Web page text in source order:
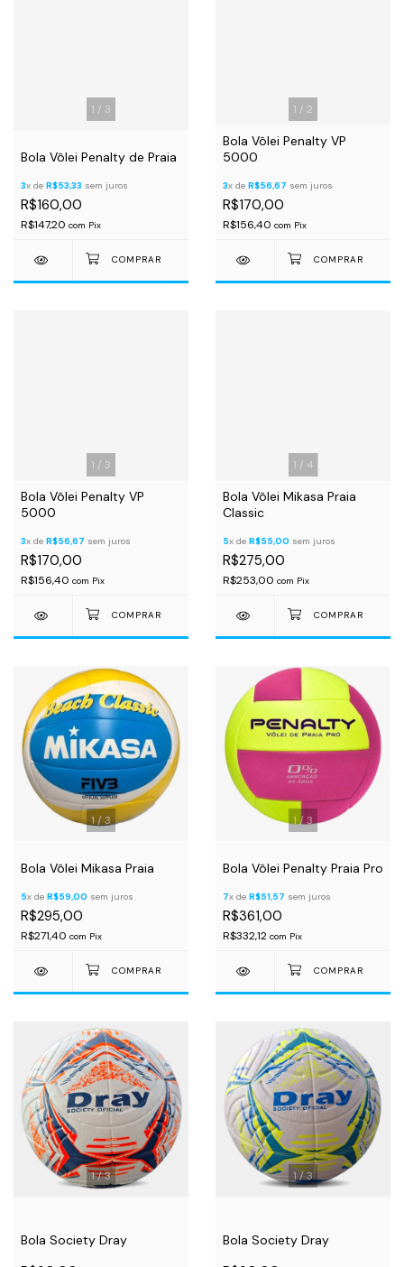
1 / 3
Bola Vôlei Penalty de Praia
3x de R$53,33 sem juros
R$160,00
R$147,20 com Pix
1 / 2
Bola Vôlei Penalty VP
5000
3x de R$56,67 sem juros
R$170,00
R$156,40 com Pix
1 / 3
Bola Vôlei Penalty VP
5000
3x de R$56,67 sem juros
R$170,00
R$156,40 com Pix
1 / 4
Bola Vôlei Mikasa Praia
Classic
5x de R$55,00 sem juros
R$275,00
R$253,00 com Pix
1/3
Bola Vôlei Mikasa Praia
5x de R$59,00 sem juros
R$295,00
R$271,40 com Pix
1/ 3
Bola Vôlei Penalty Praia Pro
7x de R$51,57 sem juros
R$361,00
R$332,12 com Pix
1/3
Bola Society Dray
1/3
Bola Society Dray